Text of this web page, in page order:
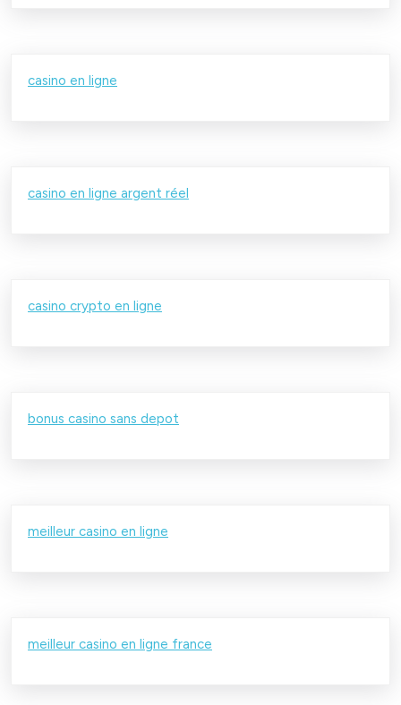
casino en ligne
casino en ligne argent réel
casino crypto en ligne
bonus casino sans depot
meilleur casino en ligne
meilleur casino en ligne france